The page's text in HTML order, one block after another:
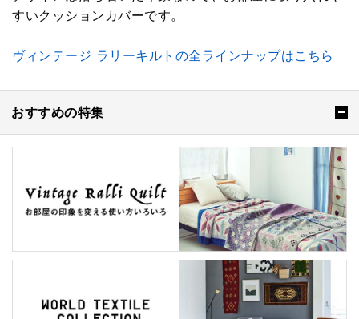
すいクッションカバーです。
ヴィンテージ ラリーキルトの全ラインナップはこちら
おすすめの特集